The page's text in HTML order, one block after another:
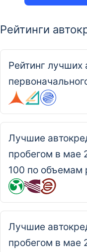
Рейтинги
Рейтинг лучших
Лучшие
пробегом в мае
100 по объемам
Лучшие
пробегом в мае